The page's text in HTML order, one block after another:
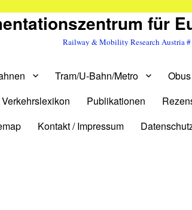
für
Railway & Mobility Research Austria
Tram/U-Bahn/Metro Obus
Verkehrslexikon Publikationen
Kontakt / Impressum